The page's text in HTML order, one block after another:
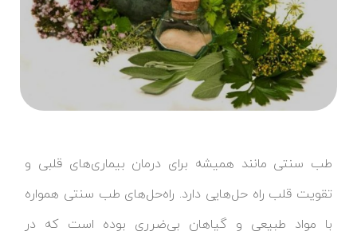
طب سنتی مانند همیشه برای درمان بیماری‌های قلبی و
تقویت قلب راه حل‌هایی دارد. راه‌حل‌های طب سنتی همواره
با مواد طبیعی و گیاهان بی‌ضرری بوده است که در